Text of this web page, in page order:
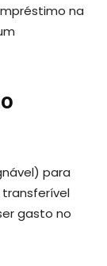
na
para
gasto no